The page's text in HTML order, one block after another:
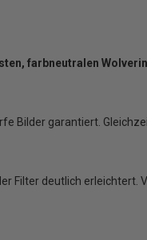
farbneutralen
Bilder garantiert.
Filter deutlich erleichtert.